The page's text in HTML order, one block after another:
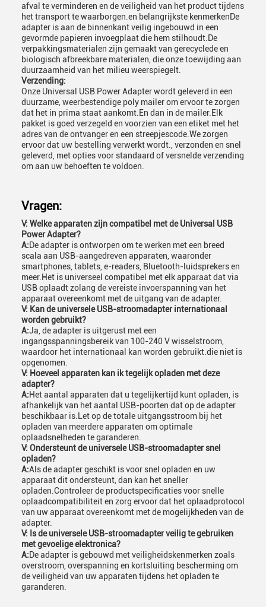
afval te verminderen en de veiligheid van het product tijdens
het transport te waarborgen.en belangrijkste kenmerkenDe
adapter is aan de binnenkant veilig ingebouwd in een
gevormde papieren invoegplaat die hem stilhoudt.De
verpakkingsmaterialen zijn gemaakt van gerecyclede en
biologisch afbreekbare materialen, die onze toewijding aan
duurzaamheid van het milieu weerspiegelt.
Verzending:
Onze Universal USB Power Adapter wordt geleverd in een
duurzame, weerbestendige poly mailer om ervoor te zorgen
dat het in prima staat aankomt.En dan in de mailer.Elk
pakket is goed verzegeld en voorzien van een etiket met het
adres van de ontvanger en een streepjescode.We zorgen
ervoor dat uw bestelling verwerkt wordt., verzonden en snel
geleverd, met opties voor standaard of versnelde verzending
om aan uw behoeften te voldoen.
Vragen:
V: Welke apparaten zijn compatibel met de Universal USB
Power Adapter?
A:De adapter is ontworpen om te werken met een breed
scala aan USB-aangedreven apparaten, waaronder
smartphones, tablets, e-readers, Bluetooth-luidsprekers en
meer.Het is universeel compatibel met elk apparaat dat via
USB oplaadt zolang de vereiste invoerspanning van het
apparaat overeenkomt met de uitgang van de adapter.
V: Kan de universele USB-stroomadapter internationaal
worden gebruikt?
A:Ja, de adapter is uitgerust met een
ingangsspanningsbereik van 100-240 V wisselstroom,
waardoor het internationaal kan worden gebruikt.die niet is
opgenomen.
V: Hoeveel apparaten kan ik tegelijk opladen met deze
adapter?
A:Het aantal apparaten dat u tegelijkertijd kunt opladen, is
afhankelijk van het aantal USB-poorten dat op de adapter
beschikbaar is.Let op de totale uitgangsstroom bij het
opladen van meerdere apparaten om optimale
oplaadsnelheden te garanderen.
V: Ondersteunt de universele USB-stroomadapter snel
opladen?
A:Als de adapter geschikt is voor snel opladen en uw
apparaat dit ondersteunt, dan kan het sneller
opladen.Controleer de productspecificaties voor snelle
oplaadcompatibiliteit en zorg ervoor dat het oplaadprotocol
van uw apparaat overeenkomt met de mogelijkheden van de
adapter.
V: Is de universele USB-stroomadapter veilig te gebruiken
met gevoelige elektronica?
A:De adapter is gebouwd met veiligheidskenmerken zoals
overstroom, overspanning en kortsluiting bescherming om
de veiligheid van uw apparaten tijdens het opladen te
garanderen.